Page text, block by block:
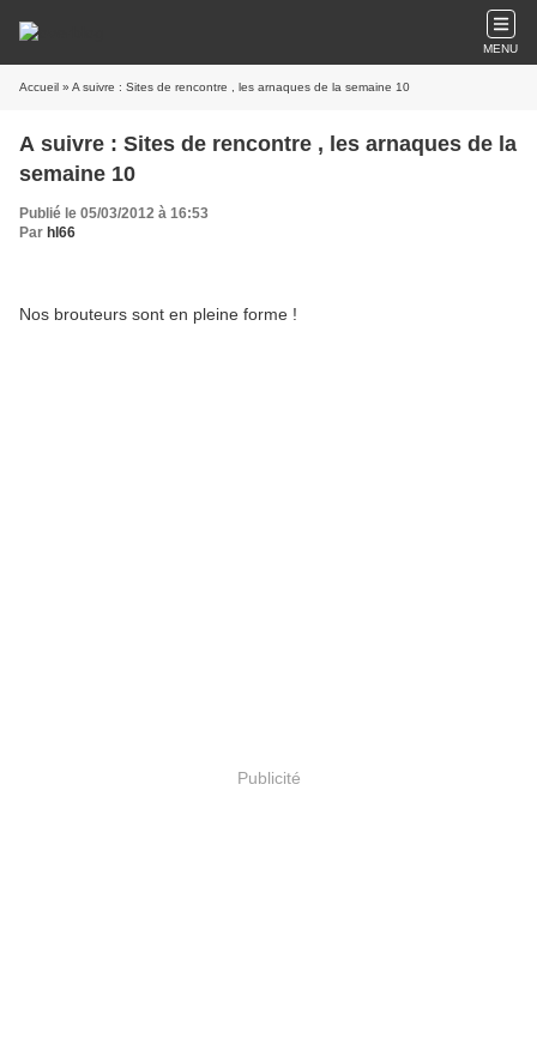
MENU
Accueil » A suivre : Sites de rencontre , les arnaques de la semaine 10
A suivre : Sites de rencontre , les arnaques de la
semaine 10
Publié le 05/03/2012 à 16:53
Par hl66
Nos brouteurs sont en pleine forme !
Publicité